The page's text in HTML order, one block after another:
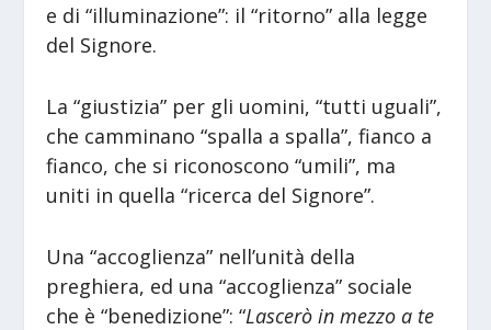
e di “illuminazione”: il “ritorno” alla legge
del Signore.
La “giustizia” per gli uomini, “tutti uguali”,
che camminano “spalla a spalla”, fianco a
fianco, che si riconoscono “umili”, ma
uniti in quella “ricerca del Signore”.
Una “accoglienza” nell’unità della
preghiera, ed una “accoglienza” sociale
che è “benedizione”: “Lascerò in mezzo a te